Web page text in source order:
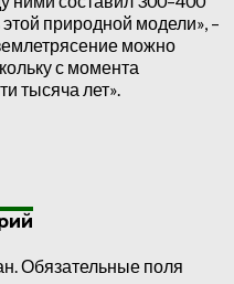
природной модели», –
можно
с момента
тысяча лет».
Обязательные поля